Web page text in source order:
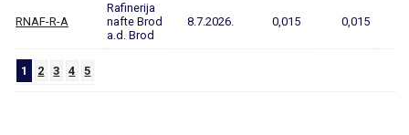
RNAF-R-A
Rafinerija
nafte Brod
a.d. Brod
8.7.2026. 0,015 0,015
1 2 3 4 5